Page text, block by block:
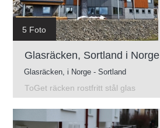
5 Foto
Glasräcken, Sortland i Norge
Glasräcken, i Norge - Sortland
ToGet räcken rostfritt stål glas